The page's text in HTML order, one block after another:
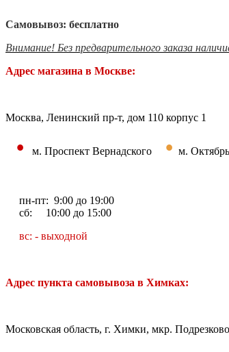
Самовывоз: бесплатно
Внимание! Без предварительного заказа
Адрес магазина в Москве:
Москва, Ленинский пр-т, дом 110 корпус 1
• м. Проспект Вернадского • м.
пн-пт: 9:00 до 19:00
сб: 10:00 до 15:00
вс: - выходной
Адрес пункта самовывоза в Химках:
Московская область, г. Химки, мкр.